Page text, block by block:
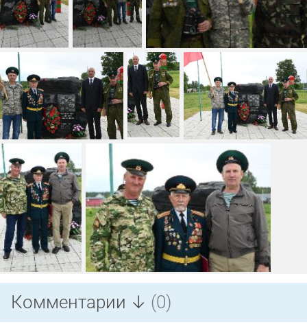
Комментарии ↓ (0)